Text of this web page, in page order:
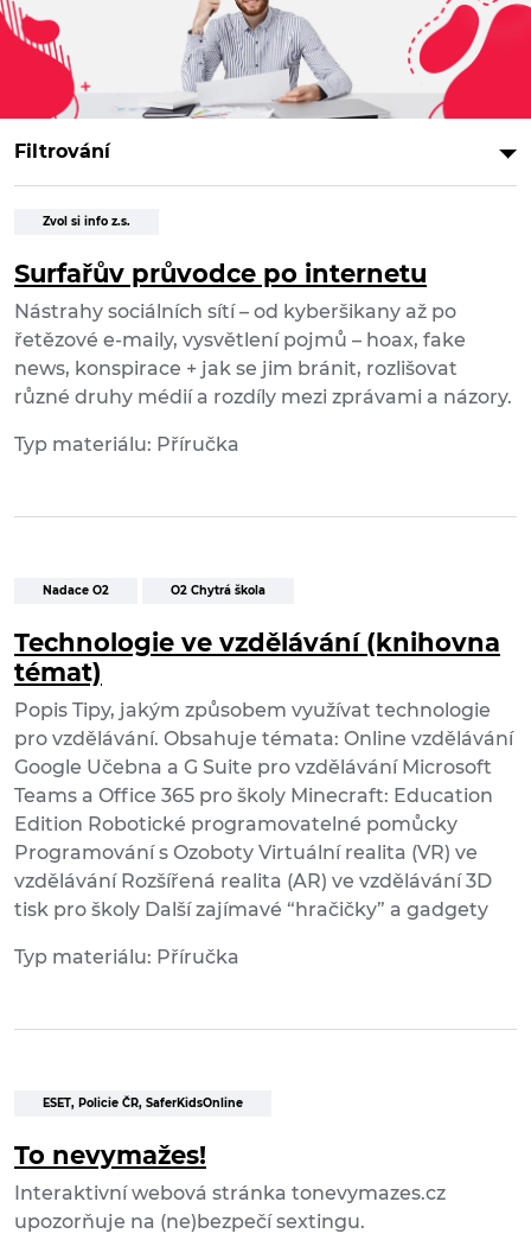
Filtrování
Zvol si info z.s.
Surfařův průvodce po internetu
Nástrahy sociálních sítí – od kyberšikany až po
řetězové e-maily, vysvětlení pojmů – hoax, fake
news, konspirace + jak se jim bránit, rozlišovat
různé druhy médií a rozdíly mezi zprávami a názory.
Typ materiálu: Příručka
Nadace O2 O2 Chytrá škola
Technologie ve vzdělávání (knihovna
témat)
Popis Tipy, jakým způsobem využívat technologie
pro vzdělávání. Obsahuje témata: Online vzdělávání
Google Učebna a G Suite pro vzdělávání Microsoft
Teams a Office 365 pro školy Minecraft: Education
Edition Robotické programovatelné pomůcky
Programování s Ozoboty Virtuální realita (VR) ve
vzdělávání Rozšířená realita (AR) ve vzdělávání 3D
tisk pro školy Další zajímavé “hračičky” a gadgety
Typ materiálu: Příručka
ESET, Policie ČR, SaferKidsOnline
To nevymažes!
Interaktivní webová stránka tonevymazes.cz
upozorňuje na (ne)bezpečí sextingu.